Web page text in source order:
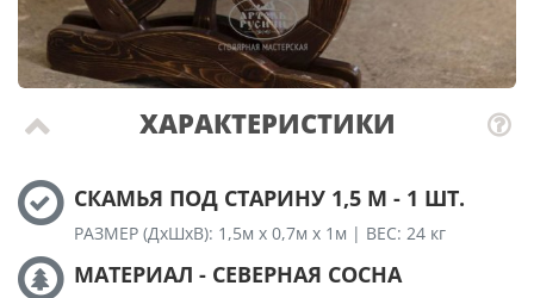
ХАРАКТЕРИСТИКИ
СКАМЬЯ ПОД СТАРИНУ 1,5 М - 1 ШТ.
РАЗМЕР (ДхШхВ): 1,5м х 0,7м х 1м | ВЕС: 24 кг
МАТЕРИАЛ - СЕВЕРНАЯ СОСНА